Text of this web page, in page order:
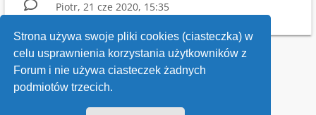
Strona używa swoje pliki cookies (ciasteczka) w
celu usprawnienia korzystania użytkowników z
Forum i nie używa ciasteczek żadnych
podmiotów trzecich.
Piotr, 21 cze 2020, 15:35
Wróć do wykazu forów